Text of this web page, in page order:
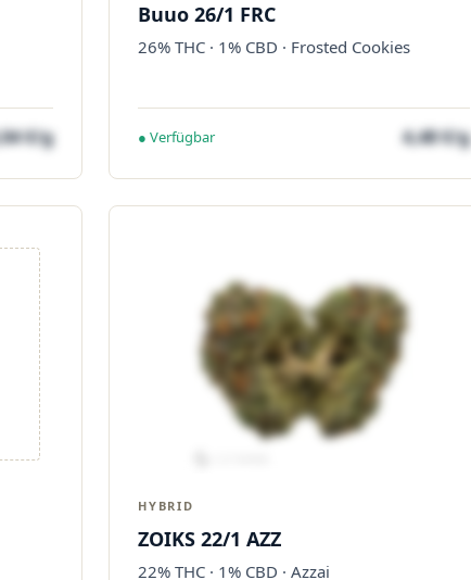
€/g
Buuo 26/1 FRC
26% THC · 1% CBD · Frosted Cookies
● Verfügbar 4,48 €/g
HYBRID
ZOIKS 22/1 AZZ
22% THC · 1% CBD · Azzai